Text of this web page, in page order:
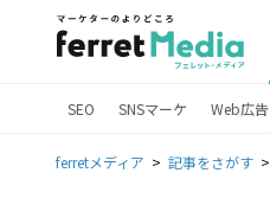
SEO SNSマーケ Web広告
ferretメディア 記事をさがす